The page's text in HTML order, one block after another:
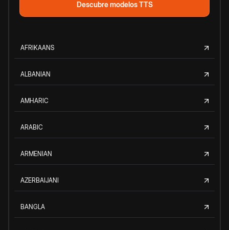
Descubre modelos TTS
AFRIKAANS
ALBANIAN
AMHARIC
ARABIC
ARMENIAN
AZERBAIJANI
BANGLA